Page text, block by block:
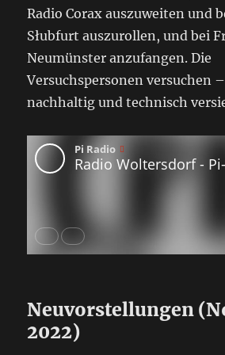
Radio Corax auszuweiten und
Słubfurt auszurollen, und bei
Neumünster anzufangen. Die
Versuchspersonen versuchen
nachhaltig und technisch
Neuvorstellungen
2022)